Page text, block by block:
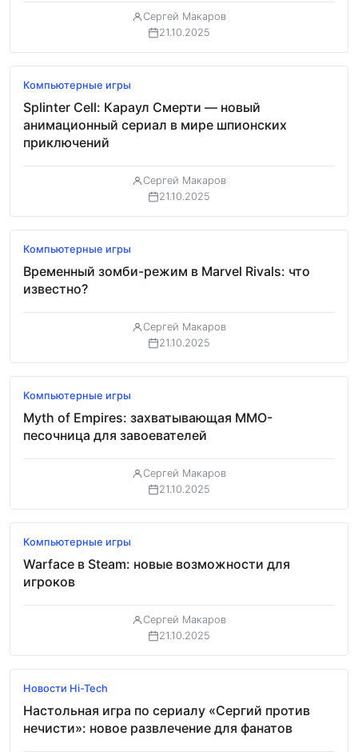
Сергей Макаров
21.10.2025
Обзор
Компьютерные игры
Splinter Cell: Караул Смерти — новый
анимационный сериал в мире шпионских
приключений
Сергей Макаров
21.10.2025
Обзор
Компьютерные игры
Временный зомби-режим в Marvel Rivals: что
известно?
Сергей Макаров
21.10.2025
Обзор
Компьютерные игры
Myth of Empires: захватывающая MMO-
песочница для завоевателей
Сергей Макаров
21.10.2025
Обзор
Компьютерные игры
Warface в Steam: новые возможности для
игроков
Сергей Макаров
21.10.2025
Обзор
Новости Hi-Tech
Настольная игра по сериалу «Сергий против
нечисти»: новое развлечение для фанатов